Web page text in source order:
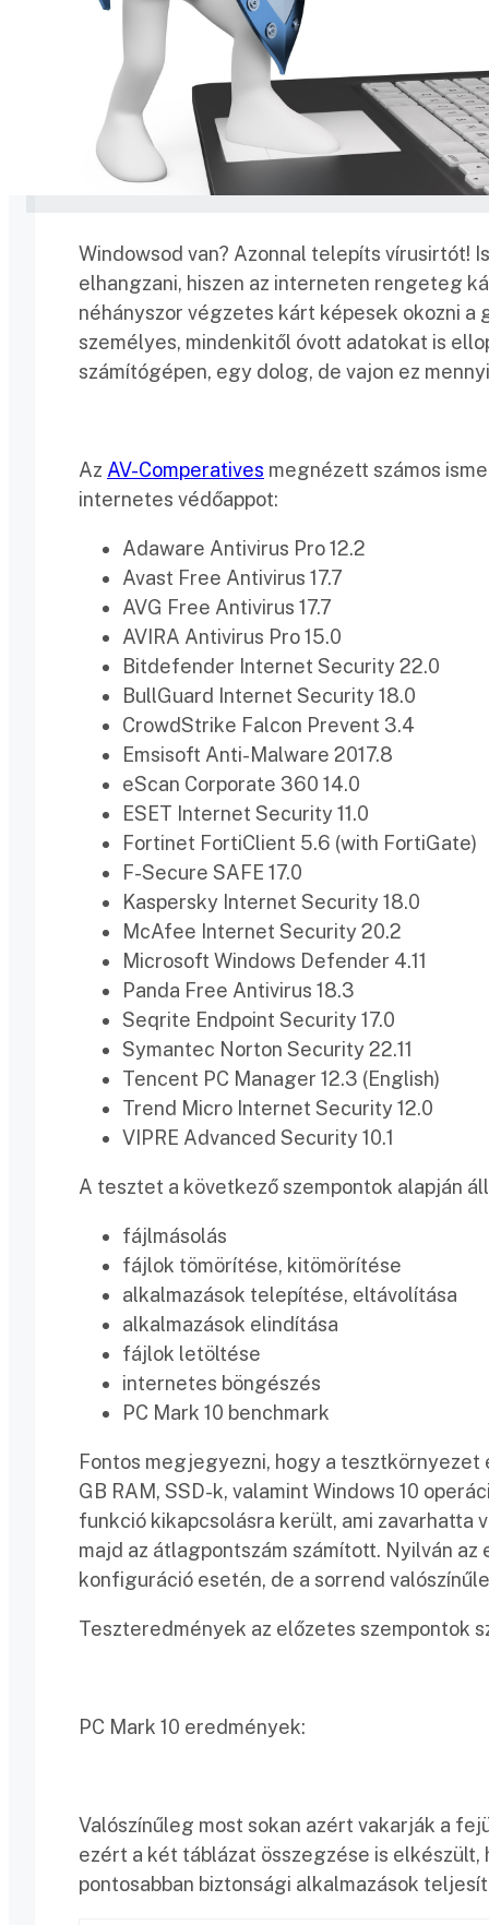
Windowsod van? Azonnal telepíts vírusirtót!
elhangzani, hiszen az interneten rengeteg
néhányszor végzetes kárt képesek okozni
személyes, mindenkitől óvott adatokat is
számítógépen, egy dolog, de vajon ez
Az AV-Comperatives megnézett számos
internetes védőappot:
Adaware Antivirus Pro 12.2
Avast Free Antivirus 17.7
AVG Free Antivirus 17.7
AVIRA Antivirus Pro 15.0
Bitdefender Internet Security 22.0
BullGuard Internet Security 18.0
CrowdStrike Falcon Prevent 3.4
Emsisoft Anti-Malware 2017.8
eScan Corporate 360 14.0
ESET Internet Security 11.0
Fortinet FortiClient 5.6 (with FortiGate)
F-Secure SAFE 17.0
Kaspersky Internet Security 18.0
McAfee Internet Security 20.2
Microsoft Windows Defender 4.11
Panda Free Antivirus 18.3
Seqrite Endpoint Security 17.0
Symantec Norton Security 22.11
Tencent PC Manager 12.3 (English)
Trend Micro Internet Security 12.0
VIPRE Advanced Security 10.1
A tesztet a következő szempontok alapján
fájlmásolás
fájlok tömörítése, kitömörítése
alkalmazások telepítése, eltávolítása
alkalmazások elindítása
fájlok letöltése
internetes böngészés
PC Mark 10 benchmark
Fontos megjegyezni, hogy a
GB RAM, SSD-k, valamint Windows 10
funkció kikapcsolásra került, ami
majd az átlagpontszám számított. Nyilván
konfiguráció esetén, de a sorrend
Teszteredmények az előzetes szempontok
PC Mark 10 eredmények:
Valószínűleg most sokan azért vakarják a
ezért a két táblázat összegzése is
pontosabban biztonsági alkalmazások